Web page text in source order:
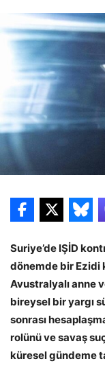
Suriye’de IŞİD
dönemde bir Ezidi
Avustralyalı anne
bireysel bir yargı
sonrası
rolünü ve savaş
küresel gündeme